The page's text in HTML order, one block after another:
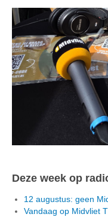
Deze week op
12 augustus: geen
Vandaag op Midvliet